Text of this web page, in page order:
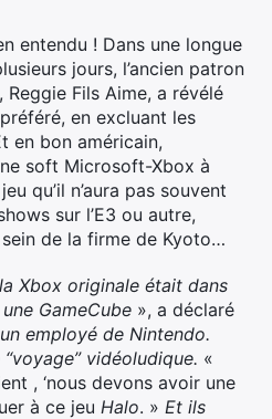
entendu ! Dans une longue
jours, l’ancien patron
Fils Aime, a révélé
en excluant les
en bon américain,
soft Microsoft-Xbox à
qu’il n’aura pas souvent
sur l’E3 ou autre,
de la firme de Kyoto…
Xbox originale était dans
GameCube », a déclaré
employé de Nintendo.
vidéoludique. «
, ‘nous devons avoir une
à ce jeu Halo. » Et ils